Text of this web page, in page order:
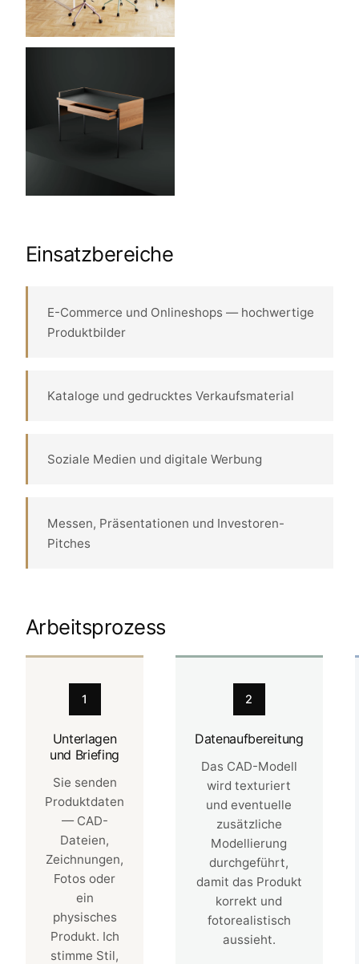
Einsatzbereiche
E-Commerce und Onlineshops — hochwertige
Produktbilder
Kataloge und gedrucktes Verkaufsmaterial
Soziale Medien und digitale Werbung
Messen, Präsentationen und Investoren-
Pitches
Arbeitsprozess
1
Unterlagen
und Briefing
Sie senden
Produktdaten
— CAD-
Dateien,
Zeichnungen,
Fotos oder
ein
physisches
Produkt. Ich
stimme Stil,
2
Datenaufbereitung
Das CAD-Modell
wird texturiert
und eventuelle
zusätzliche
Modellierung
durchgeführt,
damit das Produkt
korrekt und
fotorealistisch
aussieht.